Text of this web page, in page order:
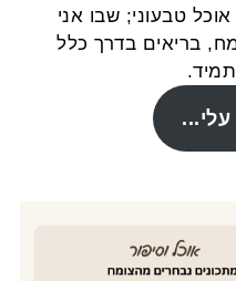
טבעוני; שבו אני
בריאים בדרך כלל